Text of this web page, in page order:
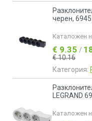
черен,
Каталожен
€ 9.35 /
€ 10.16
Категория:
LEGRAND
Каталожен